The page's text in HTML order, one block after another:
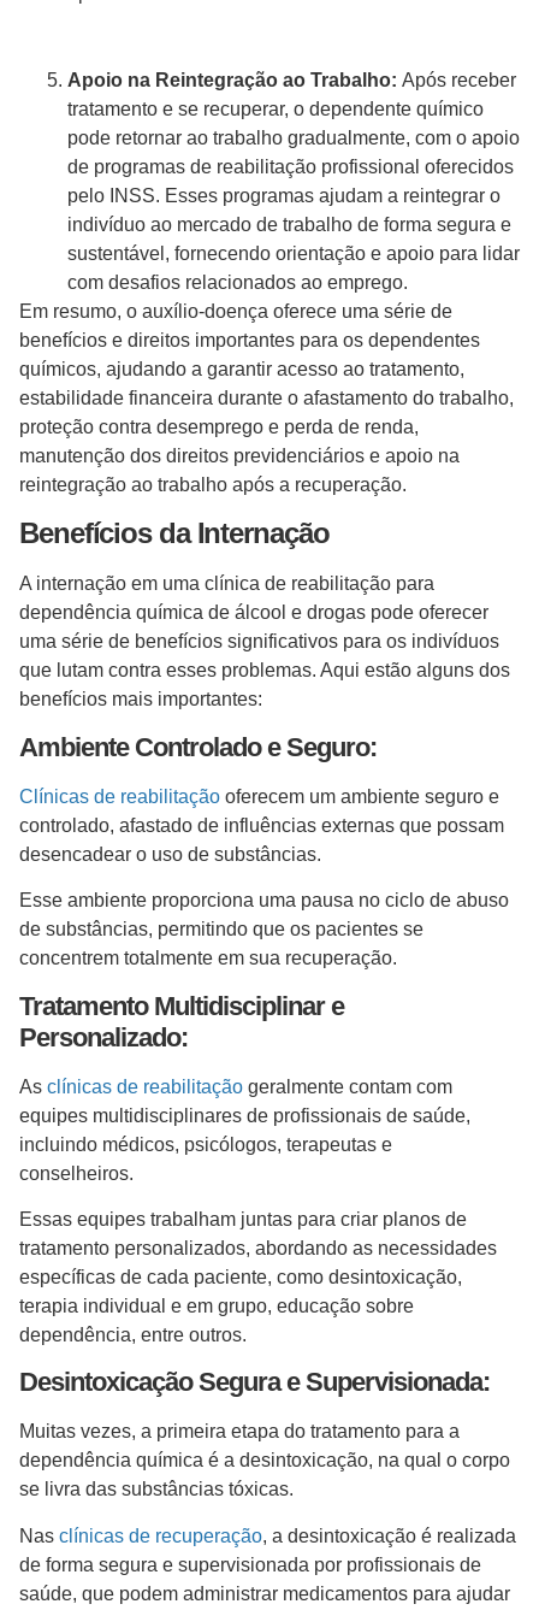
Apoio na Reintegração ao Trabalho: Após receber
tratamento e se recuperar, o dependente químico
pode retornar ao trabalho gradualmente, com o apoio
de programas de reabilitação profissional oferecidos
pelo INSS. Esses programas ajudam a reintegrar o
indivíduo ao mercado de trabalho de forma segura e
sustentável, fornecendo orientação e apoio para lidar
com desafios relacionados ao emprego.
Em resumo, o auxílio-doença oferece uma série de
benefícios e direitos importantes para os dependentes
químicos, ajudando a garantir acesso ao tratamento,
estabilidade financeira durante o afastamento do trabalho,
proteção contra desemprego e perda de renda,
manutenção dos direitos previdenciários e apoio na
reintegração ao trabalho após a recuperação.
Benefícios da Internação
A internação em uma clínica de reabilitação para
dependência química de álcool e drogas pode oferecer
uma série de benefícios significativos para os indivíduos
que lutam contra esses problemas. Aqui estão alguns dos
benefícios mais importantes:
Ambiente Controlado e Seguro:
Clínicas de reabilitação oferecem um ambiente seguro e
controlado, afastado de influências externas que possam
desencadear o uso de substâncias.
Esse ambiente proporciona uma pausa no ciclo de abuso
de substâncias, permitindo que os pacientes se
concentrem totalmente em sua recuperação.
Tratamento Multidisciplinar e
Personalizado:
As clínicas de reabilitação geralmente contam com
equipes multidisciplinares de profissionais de saúde,
incluindo médicos, psicólogos, terapeutas e
conselheiros.
Essas equipes trabalham juntas para criar planos de
tratamento personalizados, abordando as necessidades
específicas de cada paciente, como desintoxicação,
terapia individual e em grupo, educação sobre
dependência, entre outros.
Desintoxicação Segura e Supervisionada:
Muitas vezes, a primeira etapa do tratamento para a
dependência química é a desintoxicação, na qual o corpo
se livra das substâncias tóxicas.
Nas clínicas de recuperação, a desintoxicação é realizada
de forma segura e supervisionada por profissionais de
saúde, que podem administrar medicamentos para ajudar